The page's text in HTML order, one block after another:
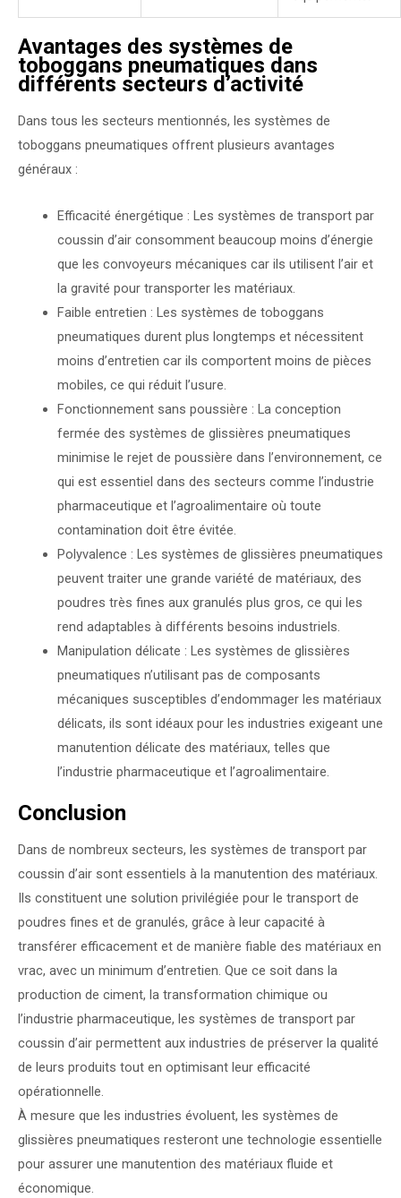
Avantages des systèmes de
toboggans pneumatiques dans
différents secteurs d’activité
Dans tous les secteurs mentionnés, les systèmes de
toboggans pneumatiques offrent plusieurs avantages
généraux :
Efficacité énergétique : Les systèmes de transport par
coussin d’air consomment beaucoup moins d’énergie
que les convoyeurs mécaniques car ils utilisent l’air et
la gravité pour transporter les matériaux.
Faible entretien : Les systèmes de toboggans
pneumatiques durent plus longtemps et nécessitent
moins d’entretien car ils comportent moins de pièces
mobiles, ce qui réduit l’usure.
Fonctionnement sans poussière : La conception
fermée des systèmes de glissières pneumatiques
minimise le rejet de poussière dans l’environnement, ce
qui est essentiel dans des secteurs comme l’industrie
pharmaceutique et l’agroalimentaire où toute
contamination doit être évitée.
Polyvalence : Les systèmes de glissières pneumatiques
peuvent traiter une grande variété de matériaux, des
poudres très fines aux granulés plus gros, ce qui les
rend adaptables à différents besoins industriels.
Manipulation délicate : Les systèmes de glissières
pneumatiques n’utilisant pas de composants
mécaniques susceptibles d’endommager les matériaux
délicats, ils sont idéaux pour les industries exigeant une
manutention délicate des matériaux, telles que
l’industrie pharmaceutique et l’agroalimentaire.
Conclusion
Dans de nombreux secteurs, les systèmes de transport par
coussin d’air sont essentiels à la manutention des matériaux.
Ils constituent une solution privilégiée pour le transport de
poudres fines et de granulés, grâce à leur capacité à
transférer efficacement et de manière fiable des matériaux en
vrac, avec un minimum d’entretien. Que ce soit dans la
production de ciment, la transformation chimique ou
l’industrie pharmaceutique, les systèmes de transport par
coussin d’air permettent aux industries de préserver la qualité
de leurs produits tout en optimisant leur efficacité
opérationnelle.
À mesure que les industries évoluent, les systèmes de
glissières pneumatiques resteront une technologie essentielle
pour assurer une manutention des matériaux fluide et
économique.